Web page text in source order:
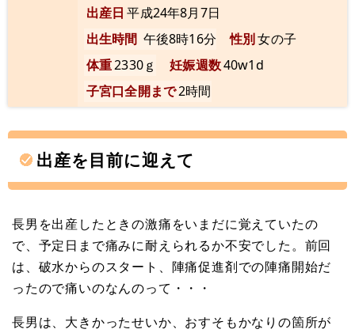
出産日 平成24年8月7日
出生時間 午後8時16分 性別女の子
体重2330ｇ 妊娠週数40w1d
子宮口全開まで2時間
出産を目前に迎えて
長男を出産したときの激痛をいまだに覚えていたの
で、予定日まで痛みに耐えられるか不安でした。前回
は、破水からのスタート、陣痛促進剤での陣痛開始だ
ったので痛いのなんのって・・・
長男は、大きかったせいか、おすそもかなりの箇所が